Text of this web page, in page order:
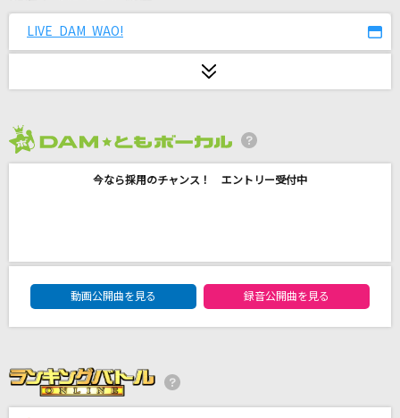
感電(ビデオクリップバージョン)
[生音]負けない心(AAA Buzz Communication T
AAA(トリプル・エー)
蝶紋の賽よ 天空に転がれ
シド
[生音]つぐない
[生音]リフレインが叫んでる
LIVE DAM WAO!
今なら採用のチャンス！ エントリー受付中
DAM★ともボーカルエントリーランキング
動画公開曲を見る
録音公開曲を見る